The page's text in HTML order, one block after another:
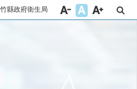
縣政府衛生局